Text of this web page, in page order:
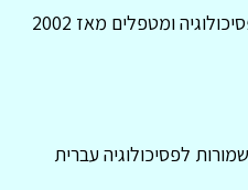
ומטפלים מאז 2002